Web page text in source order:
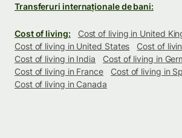
Transferuri internaționale de bani:
Cost of living:
Cost of living in United
Cost of living in United States
Cost of
Cost of living in India
Cost of living in
Cost of living in France
Cost of living in
Cost of living in Canada